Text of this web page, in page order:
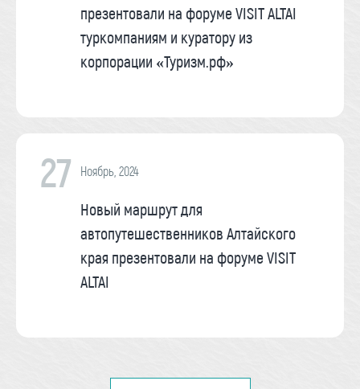
презентовали на форуме VISIT ALTAI
туркомпаниям и куратору из
корпорации «Туризм.рф»
27 Ноябрь, 2024
Новый маршрут для
автопутешественников Алтайского
края презентовали на форуме VISIT
ALTAI